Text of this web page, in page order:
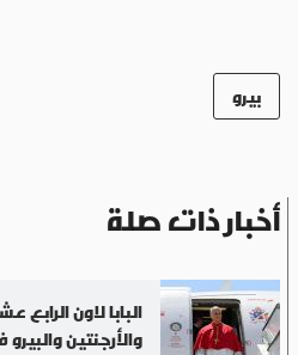
بيرو
أخبار ذات صلة
البابا لاون الرابع
والأرجنتين